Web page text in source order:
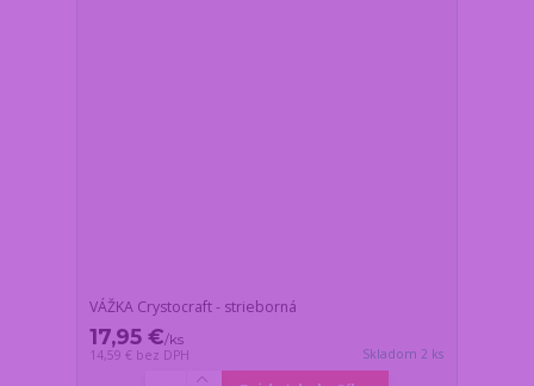
VÁŽKA Crystocraft - strieborná
17,95 €/ks
14,59 € bez DPH Skladom 2 ks